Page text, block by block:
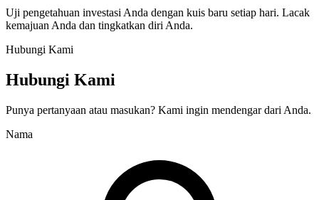
Uji pengetahuan investasi Anda dengan kuis baru setiap hari. Lacak
kemajuan Anda dan tingkatkan diri Anda.
Hubungi Kami
Hubungi Kami
Punya pertanyaan atau masukan? Kami ingin mendengar dari Anda.
Nama